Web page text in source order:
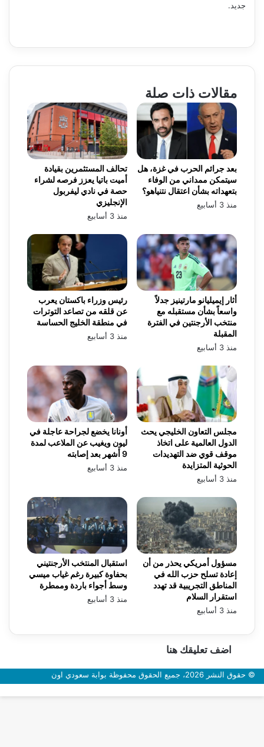
جديد.
مقالات ذات صلة
تحالف المستثمرين بقيادة
أميت باتيا يعزز فرصه لشراء
حصة في نادي ليفربول
الإنجليزي
منذ 3 أسابيع
بعد جرائم الحرب في غزة، هل
سيتمكن ممداني من الوفاء
بتعهداته بشأن اعتقال نتنياهو؟
منذ 3 أسابيع
رئيس وزراء باكستان يعرب
عن قلقه من تصاعد التوترات
في منطقة الخليج الحساسة
منذ 3 أسابيع
أثار إيميليانو مارتينيز جدلاً
واسعاً بشأن مستقبله مع
منتخب الأرجنتين في الفترة
المقبلة
منذ 3 أسابيع
أونانا يخضع لجراحة عاجلة في
ليون ويغيب عن الملاعب لمدة
9 أشهر بعد إصابته
منذ 3 أسابيع
مجلس التعاون الخليجي يحث
الدول العالمية على اتخاذ
موقف قوي ضد التهديدات
الحوثية المتزايدة
منذ 3 أسابيع
استقبال المنتخب الأرجنتيني
بحفاوة كبيرة رغم غياب ميسي
وسط أجواء باردة وممطرة
منذ 3 أسابيع
مسؤول أمريكي يحذر من أن
إعادة تسلح حزب الله في
المناطق التجريبية قد تهدد
استقرار السلام
منذ 3 أسابيع
اضف تعليقك هنا
© حقوق النشر 2026، جميع الحقوق محفوظة بوابة سعودي اون